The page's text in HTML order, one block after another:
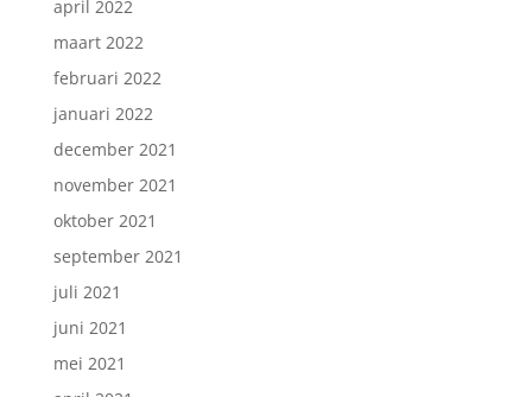
april 2022
maart 2022
februari 2022
januari 2022
december 2021
november 2021
oktober 2021
september 2021
juli 2021
juni 2021
mei 2021